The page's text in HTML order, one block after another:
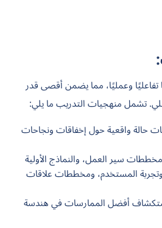
تفاعليًا وعمليًا، مما يضمن أقصى قدر
تشمل منهجيات التدريب ما يلي:
حالة واقعية حول إخفاقات ونجاحات
سير العمل، والنماذج الأولية
المستخدم، ومخططات علاقات
أفضل الممارسات في هندسة